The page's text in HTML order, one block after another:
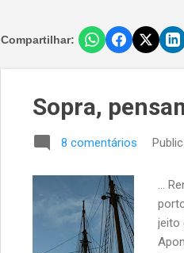
Compartilhar:
Sopra,
8 comentários
...
jeito